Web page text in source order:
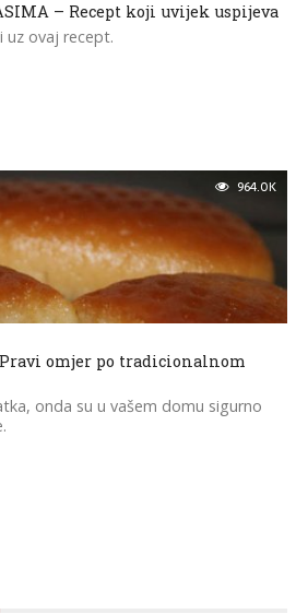
– Recept koji uvijek uspijeva
uz ovaj recept.
964.0K
omjer po tradicionalnom
onda su u vašem domu sigurno